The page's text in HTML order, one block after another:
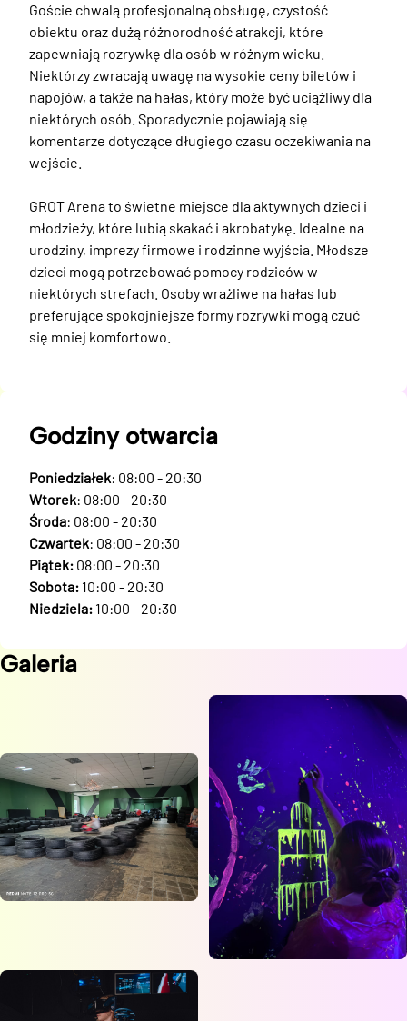
Goście chwalą profesjonalną obsługę, czystość
obiektu oraz dużą różnorodność atrakcji, które
zapewniają rozrywkę dla osób w różnym wieku.
Niektórzy zwracają uwagę na wysokie ceny biletów i
napojów, a także na hałas, który może być uciążliwy dla
niektórych osób. Sporadycznie pojawiają się
komentarze dotyczące długiego czasu oczekiwania na
wejście.
GROT Arena to świetne miejsce dla aktywnych dzieci i
młodzieży, które lubią skakać i akrobatykę. Idealne na
urodziny, imprezy firmowe i rodzinne wyjścia. Młodsze
dzieci mogą potrzebować pomocy rodziców w
niektórych strefach. Osoby wrażliwe na hałas lub
preferujące spokojniejsze formy rozrywki mogą czuć
się mniej komfortowo.
Godziny otwarcia
Poniedziałek: 08:00 - 20:30
Wtorek: 08:00 - 20:30
Środa: 08:00 - 20:30
Czwartek: 08:00 - 20:30
Piątek: 08:00 - 20:30
Sobota: 10:00 - 20:30
Niedziela: 10:00 - 20:30
Galeria